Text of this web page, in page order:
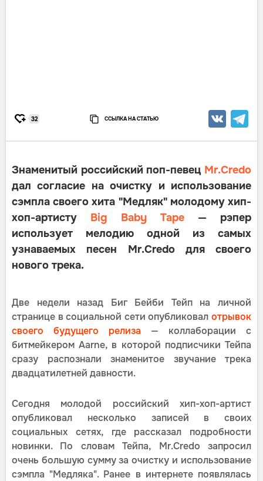
32 ССЫЛКА НА СТАТЬЮ
Знаменитый российский поп-певец Mr.Credo
дал согласие на очистку и использование
сэмпла своего хита "Медляк" молодому хип-
хоп-артисту Big Baby Tape — рэпер
использует мелодию одной из самых
узнаваемых песен Mr.Credo для своего
нового трека.
Две недели назад Биг Бейби Тейп на личной
странице в социальной сети опубликовал отрывок
своего будущего релиза — коллаборации с
битмейкером Aarne, в которой подписчики Тейпа
сразу распознали знаменитое звучание трека
двадцатилетней давности.
Сегодня молодой российский хип-хоп-артист
опубликовал несколько записей в своих
социальных сетях, где рассказал подробности
новинки. По словам Тейпа, Mr.Credo запросил
очень большую сумму за очистку и использование
сэмпла "Медляка". Ранее в интернете появлялась